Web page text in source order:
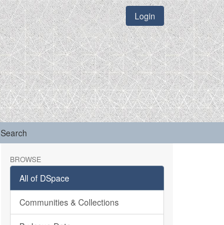
Login
Search
BROWSE
All of DSpace
Communities & Collections